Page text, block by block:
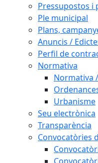
Pressupostos i
Ple municipal
Plans,
Anuncis /
Perfil de
Normativa
Normativa
Urbanisme
Seu electrònica
Transparència
Convocatòries